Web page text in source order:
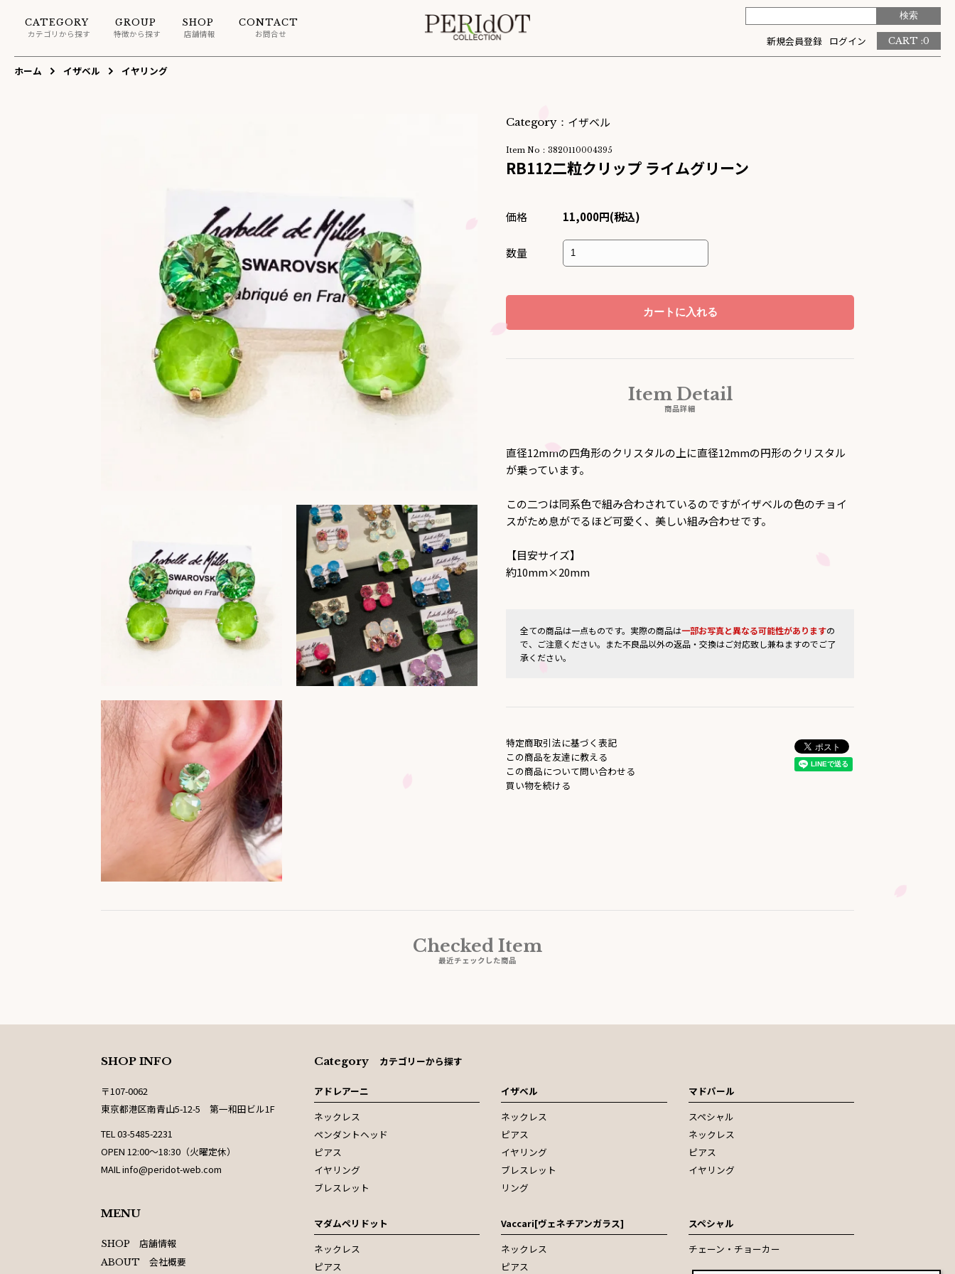
CART :0
新規会員登録 ログイン
CATEGORY
カテゴリから探す
GROUP
特徴から探す
SHOP
店舗情報
CONTACT
お問合せ
ホーム イザベル イヤリング
Category： イザベル
Item No：3820110004395
RB112二粒クリップ ライムグリーン
価格 11,000円(税込)
数量
Item Detail
商品詳細
直径12mmの四角形のクリスタルの上に直径12mmの円形のクリスタル
が乗っています。
この二つは同系色で組み合わされているのですがイザベルの色のチョイ
スがため息がでるほど可愛く、美しい組み合わせです。
【目安サイズ】
約10mm×20mm
全ての商品は一点ものです。実際の商品は一部お写真と異なる可能性がありますの
で、ご注意ください。また不良品以外の返品・交換はご対応致し兼ねますのでご了
承ください。
特定商取引法に基づく表記
この商品を友達に教える
この商品について問い合わせる
買い物を続ける
Checked Item
最近チェックした商品
SHOP INFO
〒107-0062
東京都港区南青山5-12-5 第一和田ビル1F
TEL 03-5485-2231
OPEN 12:00〜18:30（火曜定休）
MAIL info@peridot-web.com
MENU
SHOP 店舗情報
ABOUT
会社概要
Category カテゴリーから探す
アドレアーニ
ネックレス
ペンダントヘッド
ピアス
イヤリング
ブレスレット
イザベル
ネックレス
ピアス
イヤリング
ブレスレット
リング
マドパール
スペシャル
ネックレス
ピアス
イヤリング
マダムペリドット
ネックレス
ピアス
Vaccari[ヴェネチアンガラス]
ネックレス
ピアス
スペシャル
チェーン・チョーカー